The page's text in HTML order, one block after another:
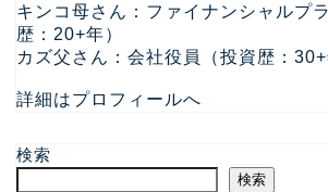
キンコ母さん：ファイナンシャルプ
歴：20+年）
カズ父さん：会社役員（投資歴：30+
詳細はプロフィールへ
検索
検索